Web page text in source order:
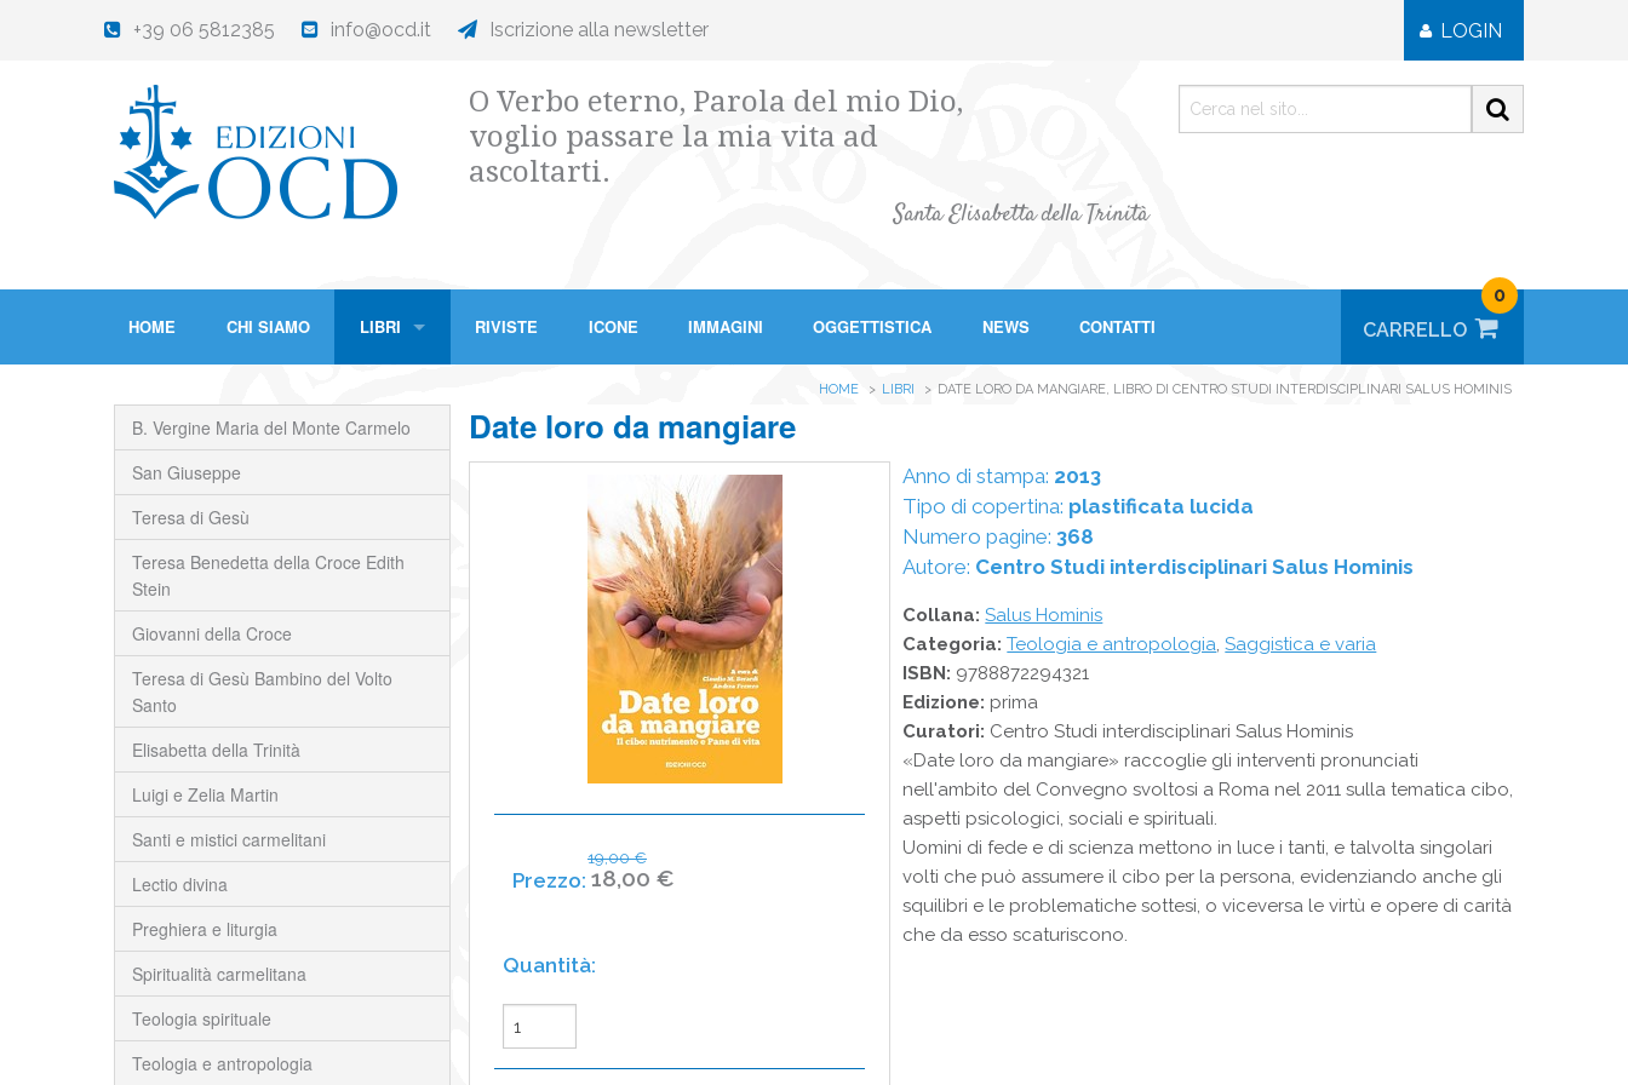
+39 06 5812385 info@ocd.it Iscrizione alla newsletter LOGIN
O Verbo eterno, Parola del mio Dio,
voglio passare la mia vita ad
ascoltarti.
Santa Elisabetta della Trinità
HOME CHI SIAMO LIBRI RIVISTE ICONE IMMAGINI OGGETTISTICA NEWS CONTATTI
0
HOME LIBRI DATE LORO DA MANGIARE, LIBRO DI CENTRO STUDI INTERDISCIPLINARI SALUS HOMINIS
B. Vergine Maria del Monte Carmelo
San Giuseppe
Teresa di Gesù
Teresa Benedetta della Croce Edith
Stein
Giovanni della Croce
Teresa di Gesù Bambino del Volto
Santo
Elisabetta della Trinità
Luigi e Zelia Martin
Santi e mistici carmelitani
Lectio divina
Preghiera e liturgia
Spiritualità carmelitana
Teologia spirituale
Teologia e antropologia
Date loro da mangiare
19,00 €
18,00 €
Anno di stampa: 2013
Tipo di copertina: plastificata lucida
Numero pagine: 368
Autore: Centro Studi interdisciplinari Salus Hominis
Collana: Salus Hominis
Categoria: Teologia e antropologia,Saggistica e varia
ISBN: 9788872294321
Edizione: prima
Curatori: Centro Studi interdisciplinari Salus Hominis
«Date loro da mangiare» raccoglie gli interventi pronunciati
nell'ambito del Convegno svoltosi a Roma nel 2011 sulla tematica cibo,
aspetti psicologici, sociali e spirituali.
Uomini di fede e di scienza mettono in luce i tanti, e talvolta singolari
volti che può assumere il cibo per la persona, evidenziando anche gli
squilibri e le problematiche sottesi, o viceversa le virtù e opere di carità
che da esso scaturiscono.